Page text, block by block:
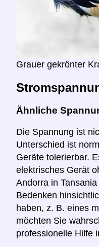
Grauer gekrönter
Ähnliche
Die Spannung ist
Unterschied ist
Geräte tolerierbar.
elektrisches Gerät
Andorra in
Bedenken
haben, z. B. eines
möchten Sie
professionelle Hilfe